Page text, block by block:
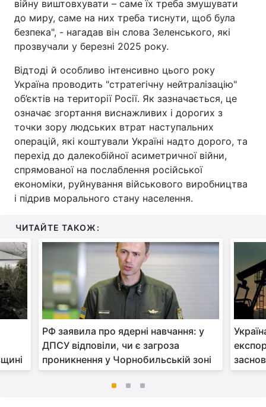
війну виштовхувати – саме їх треба змушувати
до миру, саме на них треба тиснути, щоб була
безпека", - нагадав він слова Зеленського, які
прозвучали у березні 2025 року.
Відтоді й особливо інтенсивно цього року
Україна проводить "стратегічну нейтралізацію"
об’єктів на території Росії. Як зазначається, це
означає згортання виснажливих і дорогих з
точки зору людських втрат наступальних
операцій, які коштували Україні надто дорого, та
перехід до далекобійної асиметричної війни,
спрямованої на послаблення російської
економіки, руйнування військового виробництва
і підрив морального стану населення.
ЧИТАЙТЕ ТАКОЖ:
РФ заявила про ядерні навчання: у
ДПСУ відповіли, чи є загроза
проникнення у Чорнобильській зоні